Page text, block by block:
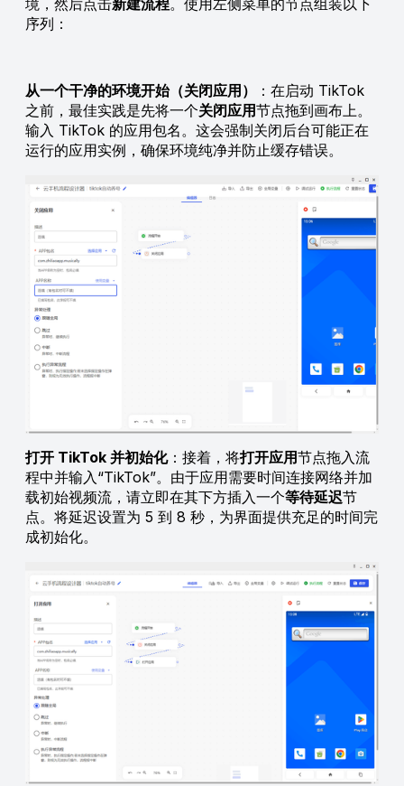
序列：
从一个干净的环境开始（关闭应用）
：在启动 TikTok
之前，最佳实践是先将一个关闭应用节点拖到画布上。
输入 TikTok 的应用包名。这会强制关闭后台可能正在
运行的应用实例，确保环境纯净并防止缓存错误。
打开 TikTok 并初始化：接着，将打开应用节点拖入流
程中并输入“TikTok”。由于应用需要时间连接网络并加
载初始视频流，请立即在其下方插入一个等待延迟节
点。将延迟设置为 5 到 8 秒，为界面提供充足的时间完
成初始化。